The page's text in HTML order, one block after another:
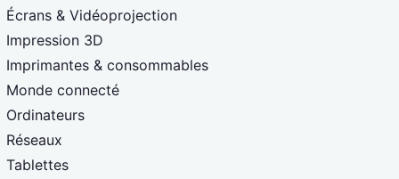
Écrans & Vidéoprojection
Impression 3D
Imprimantes & consommables
Monde connecté
Ordinateurs
Réseaux
Tablettes